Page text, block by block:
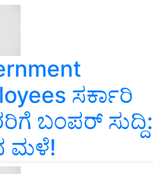
ಸರ್ಕಾರಿ
ಬಂಪರ್‌ ಸುದ್ದಿ:
ಮಳೆ!